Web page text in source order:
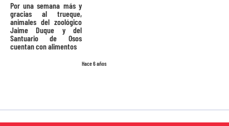
Hace 6 años
Por una semana más y
gracias al trueque,
animales del zoológico
Jaime Duque y del
Santuario de Osos
cuentan con alimentos